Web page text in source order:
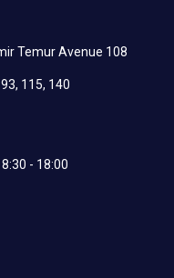
Temur Avenue 108
115, 140
- 18:00